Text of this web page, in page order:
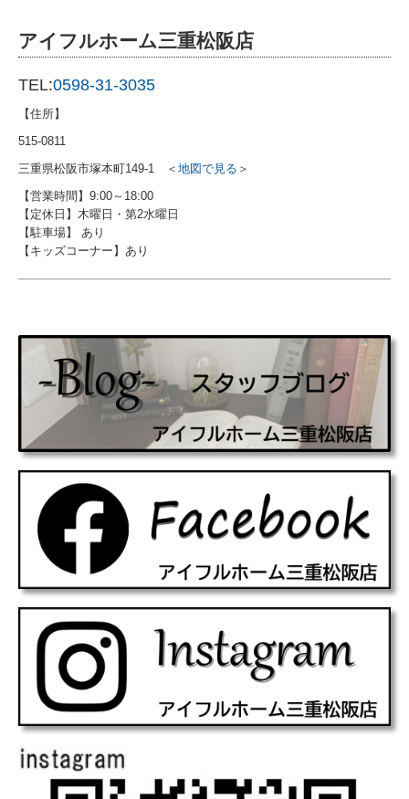
アイフルホーム三重松阪店
TEL:0598-31-3035
【住所】
515-0811
三重県松阪市塚本町149-1
＜ 地図で見る ＞
【営業時間】9:00～18:00
【定休日】木曜日・第2水曜日
【駐車場】 あり
【キッズコーナー】あり